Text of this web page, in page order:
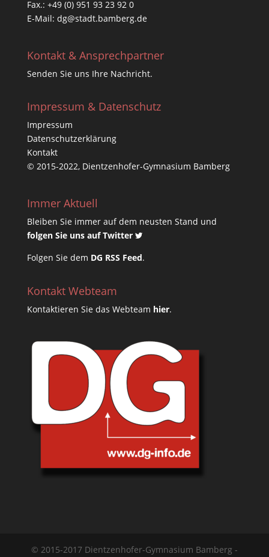
Fax.: +49 (0) 951 93 23 92 0
E-Mail: dg@stadt.bamberg.de
Kontakt & Ansprechpartner
Senden Sie uns Ihre Nachricht.
Impressum & Datenschutz
Impressum
Datenschutzerklärung
Kontakt
© 2015-2022, Dientzenhofer-Gymnasium Bamberg
Immer Aktuell
Bleiben Sie immer auf dem neusten Stand und
folgen Sie uns auf Twitter
Folgen Sie dem DG RSS Feed.
Kontakt Webteam
Kontaktieren Sie das Webteam hier.
© 2015-2017 Dientzenhofer-Gymnasium Bamberg -